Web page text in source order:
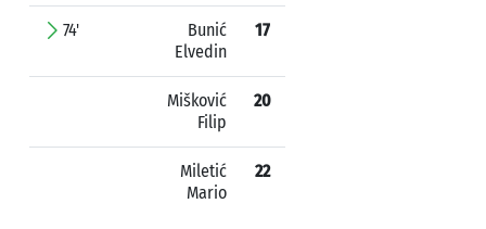
74'
Bunić
Elvedin
17
Mišković
Filip
20
Miletić
Mario
22